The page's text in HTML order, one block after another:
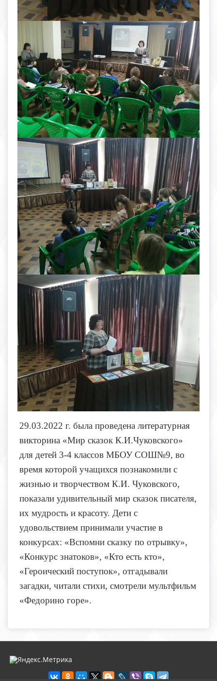
29.03.2022 г. была проведена литературная
викторина «Мир сказок К.И.Чуковского»
для детей 3-4 классов МБОУ СОШ№9, во
время которой учащихся познакомили с
жизнью и творчеством К.И. Чуковского,
показали удивительный мир сказок писателя,
их мудрость и красоту. Дети с
удовольствием принимали участие в
конкурсах: «Вспомни сказку по отрывку»,
«Конкурс знатоков», «Кто есть кто»,
«Героический поступок», отгадывали
загадки, читали стихи, смотрели мультфильм
«Федорино горе».